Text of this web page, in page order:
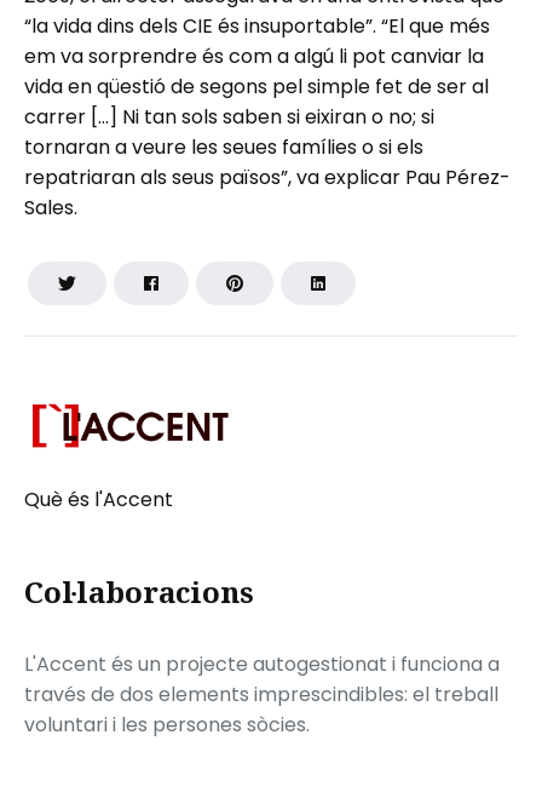
“la vida dins dels CIE és insuportable”. “ El que més
em va sorprendre és com a algú li pot canviar la
vida en qüestió de segons pel simple fet de ser al
carrer […] Ni tan sols saben si eixiran o no; si
tornaran a veure les seues famílies o si els
repatriaran als seus països”, va explicar Pau Pérez-
Sales.
Què és l'Accent
Col·laboracions
L'Accent és un projecte autogestionat i funciona a
través de dos elements imprescindibles: el treball
voluntari i les persones sòcies.